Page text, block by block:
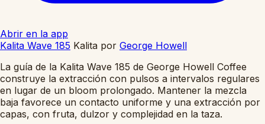
Abrir en la app
Kalita Wave 185 Kalita por George Howell
La guía de la Kalita Wave 185 de George Howell Coffee
construye la extracción con pulsos a intervalos regulares
en lugar de un bloom prolongado. Mantener la mezcla
baja favorece un contacto uniforme y una extracción por
capas, con fruta, dulzor y complejidad en la taza.